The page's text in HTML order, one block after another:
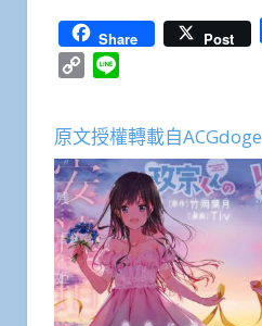
Share Post
Copy
原文授權轉載自ACGdoge